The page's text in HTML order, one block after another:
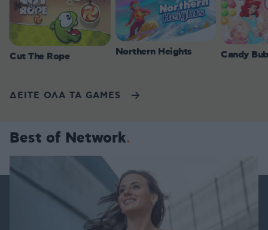
Cut The Rope Northern Heights Candy
ΔΕΙΤΕ ΟΛΑ ΤΑ GAMES
Best of Network